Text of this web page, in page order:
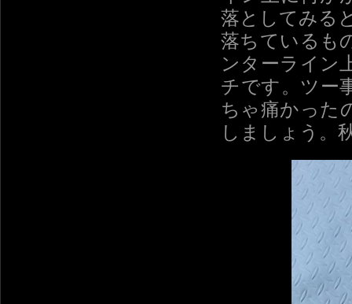
落としてみる
落ちているも
ンターライン
チです。ツー
ちゃ痛かった
しましょう。